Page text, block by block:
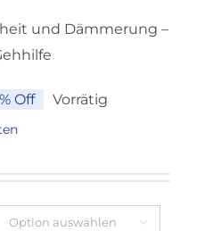
und Dämmerung –
Off Vorrätig
